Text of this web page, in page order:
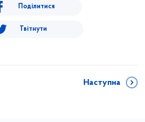
Поділитися
Твітнути
Наступна